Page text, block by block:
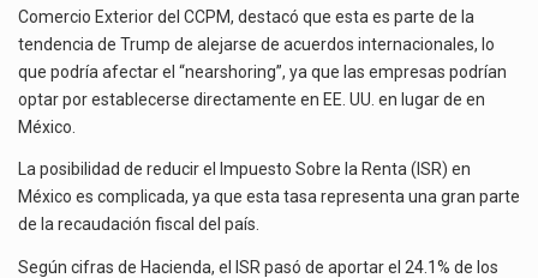
Comercio Exterior del CCPM, destacó que esta es parte de la
tendencia de Trump de alejarse de acuerdos internacionales, lo
que podría afectar el “nearshoring”, ya que las empresas podrían
optar por establecerse directamente en EE. UU. en lugar de en
México.
La posibilidad de reducir el Impuesto Sobre la Renta (ISR) en
México es complicada, ya que esta tasa representa una gran parte
de la recaudación fiscal del país.
Según cifras de Hacienda, el ISR pasó de aportar el 24.1% de los